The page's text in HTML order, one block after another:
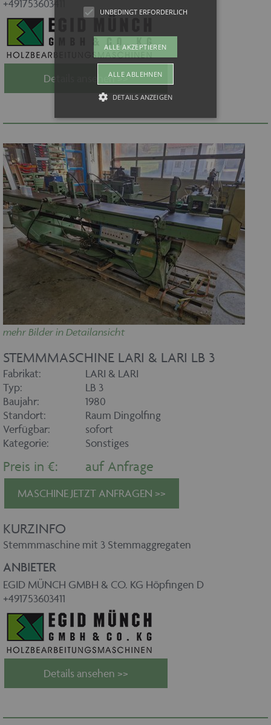
+491753603411
Details ansehen >>
mehr Bilder in Detailansicht
STEMMMASCHINE LARI & LARI LB 3
Fabrikat:
LARI & LARI
Typ:
LB 3
Baujahr:
1980
Standort:
Raum Dingolfing
Verfügbar:
sofort
Kategorie:
Sonstiges
Preis in €: auf Anfrage
MASCHINE JETZT ANFRAGEN >>
KURZINFO
Stemmmaschine mit 3 Stemmaggregaten
ANBIETER
EGID MÜNCH GMBH & CO. KG Höpfingen D
+491753603411
Details ansehen >>
UNBEDINGT ERFORDERLICH
ALLE AKZEPTIEREN
ALLE ABLEHNEN
DETAILS ANZEIGEN
Unbedingt erforderlich
Unbedingt erforderliche Cookies
ermöglichen wesentliche
Kernfunktionen der Website wie auch
dieses Cookie-Banner. Ohne die
unbedingt erforderlichen Cookies kann
die Website nicht ordnungsgemäß
verwendet werden. Als Besucher
müssten Sie beispielsweise ohne dieses
Cookie-Banner auf jeder Seite Ihre
Zustimmung geben.
Name
Provider /
Domäne
Ablaufdatum
maschinenhandel
www.maschinen-
fuer-holz.de
Session
CookieScriptConsent
www.maschinen-